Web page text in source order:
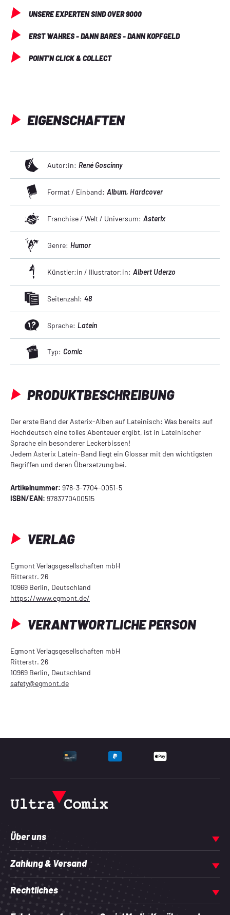
UNSERE EXPERTEN SIND OVER 9000
ERST WAHRES - DANN BARES - DANN KOPFGELD
POINT'N CLICK & COLLECT
PRODUKTBESCHREIBUNG
Der erste Band der Asterix-Alben auf Lateinisch: Was bereits auf
Hochdeutsch eine tolles Abenteuer ergibt, ist in Lateinischer
Sprache ein besonderer Leckerbissen!
Jedem Asterix Latein-Band liegt ein Glossar mit den wichtigsten
Begriffen und deren Übersetzung bei.
Artikelnummer: 978-3-7704-0051-5
ISBN/EAN: 9783770400515
VERLAG
Egmont Verlagsgesellschaften mbH
Ritterstr. 26
10969 Berlin, Deutschland
https://www.egmont.de/
VERANTWORTLICHE PERSON
Egmont Verlagsgesellschaften mbH
Ritterstr. 26
10969 Berlin, Deutschland
safety@egmont.de
EIGENSCHAFTEN
Autor:in: René Goscinny
Format / Einband: Album, Hardcover
Franchise / Welt / Universum: Asterix
Genre: Humor
Künstler:in / Illustrator:in: Albert Uderzo
Seitenzahl: 48
Sprache: Latein
Typ: Comic
UNTERSTÜTZTE
Über uns
Zahlung & Versand
Rechtliches